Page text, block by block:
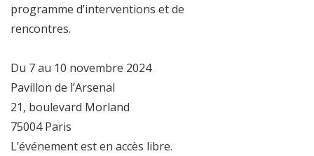
programme d’interventions et de
rencontres.
Du 7 au 10 novembre 2024
Pavillon de l’Arsenal
21, boulevard Morland
75004 Paris
L’événement est en accès libre.